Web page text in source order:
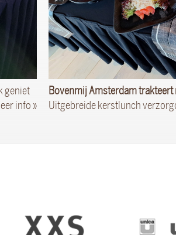
geniet
info »
Bovenmij Amsterdam
Uitgebreide kerstlunch